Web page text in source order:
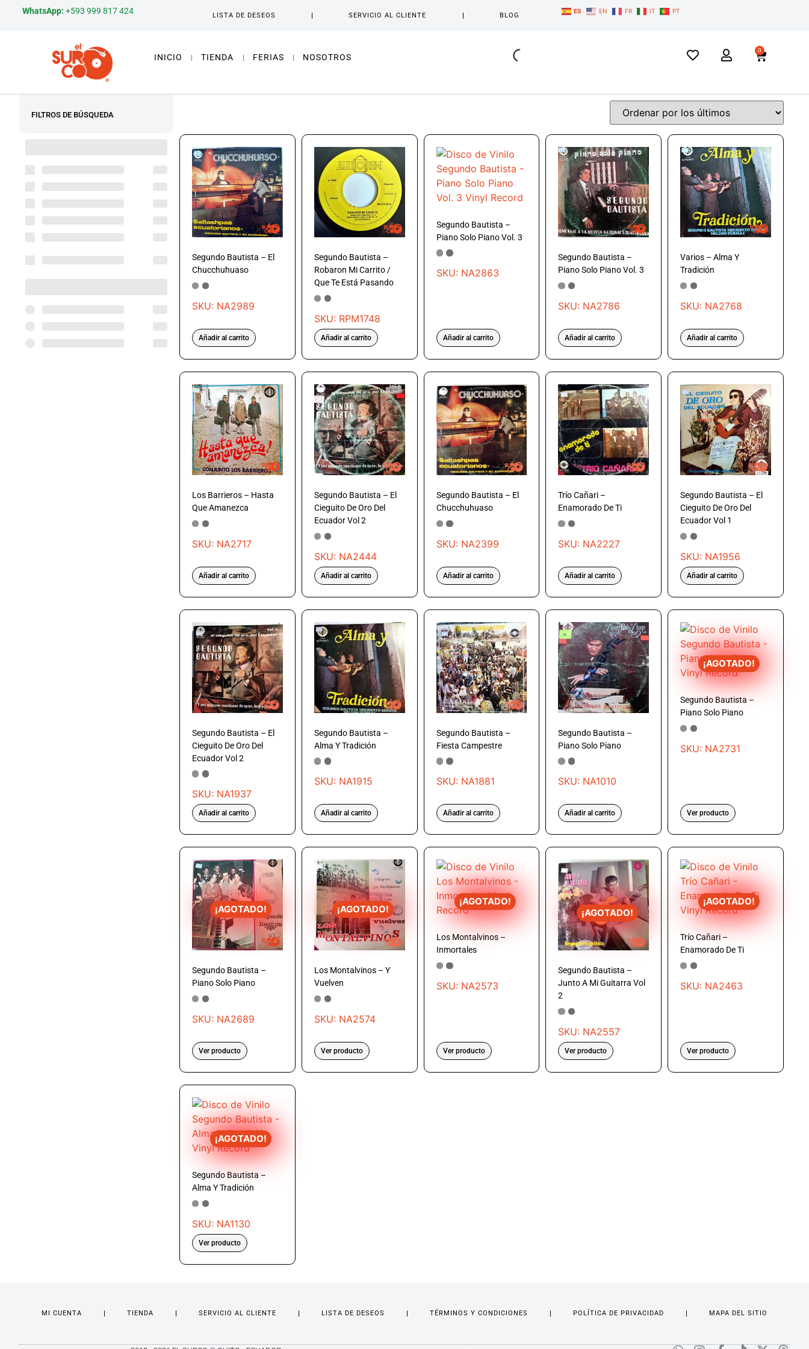
WhatsApp: +593 999 817 424 LISTA DE DESEOS SERVICIO AL CLIENTE BLOG
ES EN FR IT PT
INICIO TIENDA FERIAS NOSOTROS
0
FILTROS DE BÚSQUEDA
Segundo Bautista – El
Chucchuhuaso
SKU: NA2989
Añadir al carrito
Segundo Bautista –
Robaron Mi Carrito /
Que Te Está Pasando
SKU: RPM1748
Añadir al carrito
Segundo Bautista –
Piano Solo Piano Vol. 3
SKU: NA2863
Añadir al carrito
Segundo Bautista –
Piano Solo Piano Vol. 3
SKU: NA2786
Añadir al carrito
Varios – Alma Y
Tradición
SKU: NA2768
Añadir al carrito
Los Barrieros – Hasta
Que Amanezca
SKU: NA2717
Añadir al carrito
Segundo Bautista – El
Cieguito De Oro Del
Ecuador Vol 2
SKU: NA2444
Añadir al carrito
Segundo Bautista – El
Chucchuhuaso
SKU: NA2399
Añadir al carrito
Trío Cañari –
Enamorado De Ti
SKU: NA2227
Añadir al carrito
Segundo Bautista – El
Cieguito De Oro Del
Ecuador Vol 1
SKU: NA1956
Añadir al carrito
Segundo Bautista – El
Cieguito De Oro Del
Ecuador Vol 2
SKU: NA1937
Añadir al carrito
Segundo Bautista –
Alma Y Tradición
SKU: NA1915
Añadir al carrito
Segundo Bautista –
Fiesta Campestre
SKU: NA1881
Añadir al carrito
Segundo Bautista –
Piano Solo Piano
SKU: NA1010
Añadir al carrito
¡AGOTADO!
Segundo Bautista –
Piano Solo Piano
SKU: NA2731
Ver producto
¡AGOTADO!
Segundo Bautista –
Piano Solo Piano
SKU: NA2689
Ver producto
¡AGOTADO!
Los Montalvinos – Y
Vuelven
SKU: NA2574
Ver producto
¡AGOTADO!
Los Montalvinos –
Inmortales
SKU: NA2573
Ver producto
¡AGOTADO!
Segundo Bautista –
Junto A Mi Guitarra Vol
2
SKU: NA2557
Ver producto
¡AGOTADO!
Trío Cañari –
Enamorado De Ti
SKU: NA2463
Ver producto
¡AGOTADO!
Segundo Bautista –
Alma Y Tradición
SKU: NA1130
Ver producto
MI CUENTA TIENDA SERVICIO AL CLIENTE LISTA DE DESEOS TÉRMINOS Y CONDICIONES POLÍTICA DE PRIVACIDAD MAPA DEL SITIO